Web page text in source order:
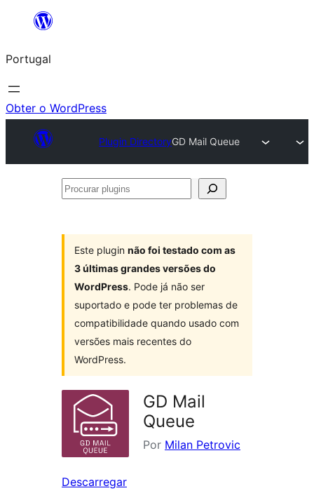
Saltar
o
conteúdo
Portugal
Obter o WordPress
Plugin DirectoryGD Mail Queue
Procurar
Este plugin não foi testado com as
3 últimas grandes versões do
WordPress. Pode já não ser
suportado e pode ter problemas de
compatibilidade quando usado com
versões mais recentes do
WordPress.
GD Mail
Queue
Por Milan Petrovic
Descarregar